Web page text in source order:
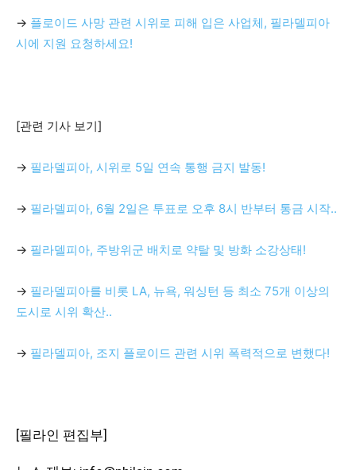
→ 플로이드 사망 관련 시위로 피해 입은 사업체, 필라델피아
시에 지원 요청하세요!
[관련 기사 보기]
→ 필라델피아, 시위로 5일 연속 통행 금지 발동!
→ 필라델피아, 6월 2일은 투표로 오후 8시 반부터 통금 시작..
→ 필라델피아, 주방위군 배치로 약탈 및 방화 소강상태!
→ 필라델피아를 비롯 LA, 뉴욕, 워싱턴 등 최소 75개 이상의
도시로 시위 확산..
→ 필라델피아, 조지 플로이드 관련 시위 폭력적으로 변했다!
[필라인 편집부]